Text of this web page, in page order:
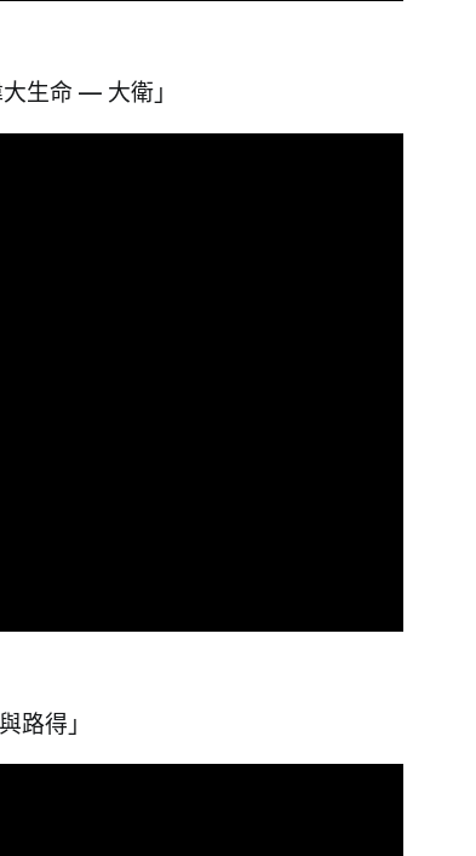
生命 — 大衛」
路得」